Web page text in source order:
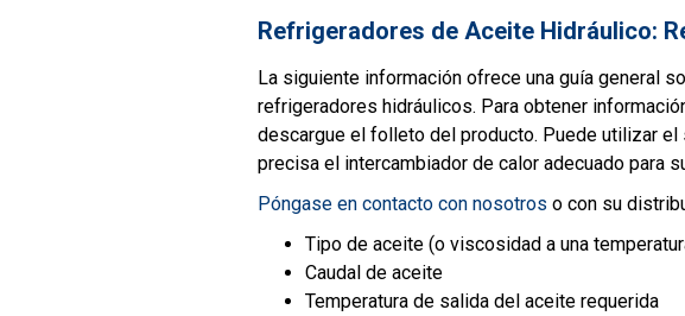
Refrigeradores de Aceite Hidráulico:
La siguiente información ofrece una guía general
refrigeradores hidráulicos. Para obtener
descargue el folleto del producto. Puede utilizar
precisa el intercambiador de calor adecuado para
Póngase en contacto con nosotros o con su
Tipo de aceite (o viscosidad a una
Caudal de aceite
Temperatura de salida del aceite requerida